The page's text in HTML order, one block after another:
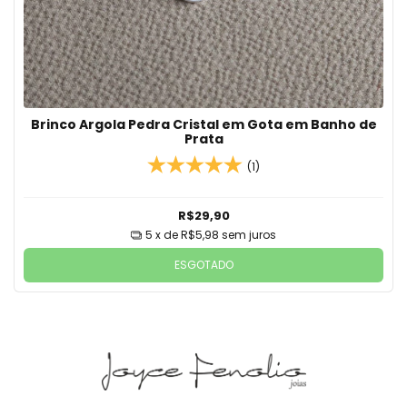
Brinco Argola Pedra Cristal em Gota em Banho de
Prata
(1)
R$29,90
5 x deR$5,98 sem juros
ESGOTADO